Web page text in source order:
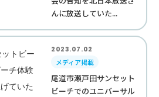
んに放送していた...
2023.07.02
メディア掲載
尾道市瀬戸田サンセット
ビーチでのユニバーサル